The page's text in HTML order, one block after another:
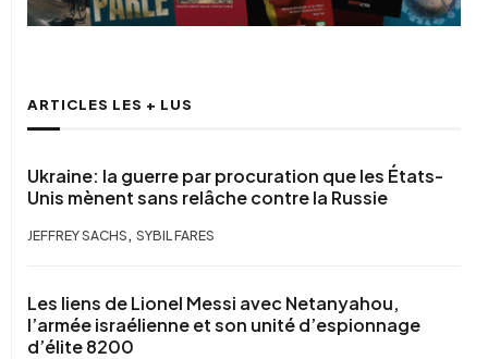
ARTICLES LES + LUS
Ukraine: la guerre par procuration que les États-
Unis mènent sans relâche contre la Russie
JEFFREY SACHS , SYBIL FARES
Les liens de Lionel Messi avec Netanyahou,
l’armée israélienne et son unité d’espionnage
d’élite 8200